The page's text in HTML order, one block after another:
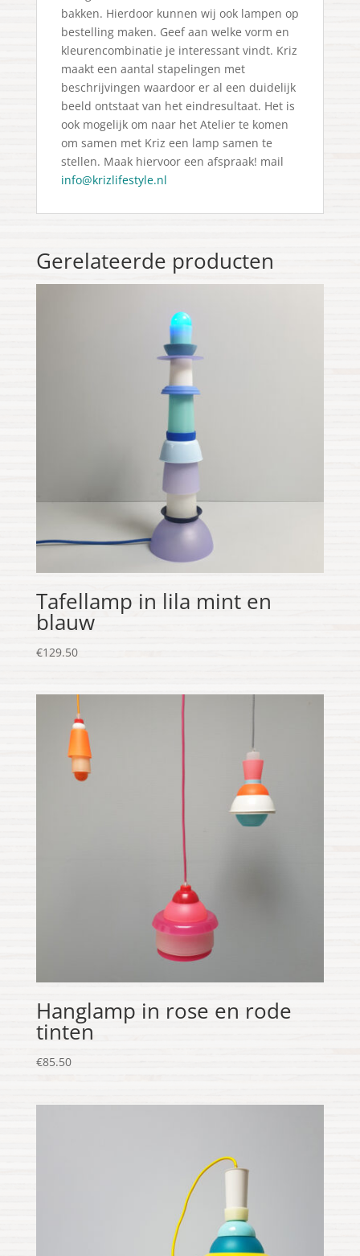
bakken. Hierdoor kunnen wij ook lampen op
bestelling maken. Geef aan welke vorm en
kleurencombinatie je interessant vindt. Kriz
maakt een aantal stapelingen met
beschrijvingen waardoor er al een duidelijk
beeld ontstaat van het eindresultaat. Het is
ook mogelijk om naar het Atelier te komen
om samen met Kriz een lamp samen te
stellen. Maak hiervoor een afspraak! mail
info@krizlifestyle.nl
Gerelateerde producten
Tafellamp in lila mint en
blauw
€129.50
Hanglamp in rose en rode
tinten
€85.50